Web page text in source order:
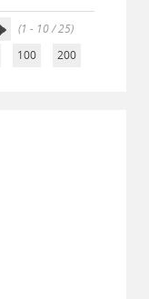
(1 - 10 / 25)
100 200